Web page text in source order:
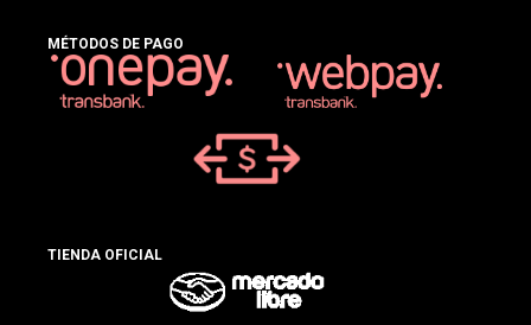
MÉTODOS DE PAGO
TIENDA OFICIAL